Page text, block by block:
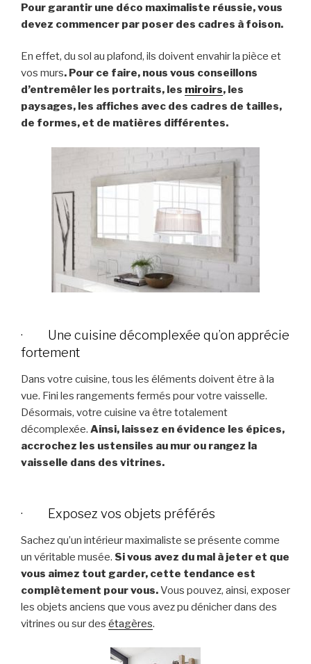
Pour garantir une déco maximaliste réussie, vous
devez commencer par poser des cadres à foison.
En effet, du sol au plafond, ils doivent envahir la pièce et
vos murs. Pour ce faire, nous vous conseillons
d’entremêler les portraits, les miroirs, les
paysages, les affiches avec des cadres de tailles,
de formes, et de matières différentes.
· Une cuisine décomplexée qu’on apprécie
fortement
Dans votre cuisine, tous les éléments doivent être à la
vue. Fini les rangements fermés pour votre vaisselle.
Désormais, votre cuisine va être totalement
décomplexée. Ainsi, laissez en évidence les épices,
accrochez les ustensiles au mur ou rangez la
vaisselle dans des vitrines.
· Exposez vos objets préférés
Sachez qu’un intérieur maximaliste se présente comme
un véritable musée. Si vous avez du mal à jeter et que
vous aimez tout garder, cette tendance est
complètement pour vous.Vous pouvez, ainsi, exposer
les objets anciens que vous avez pu dénicher dans des
vitrines ou sur des étagères.